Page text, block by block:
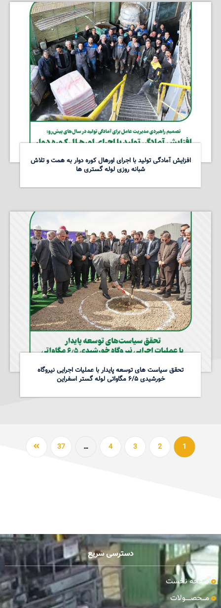
افزایش آمادگی تولید با اجرای اورهال کوره دوار به همت و تلاش
شبانه روزی لوله گستری ها
تحقق سیاست های توسعه پایدار با عملیات اجرایی نیروگاه
خورشیدی ۶/۵ مگاواتی لوله گستر اسفراین
1
2
3
4
…
37
دسترسی سریع
صفحه نخست
مـــحصـــــولات